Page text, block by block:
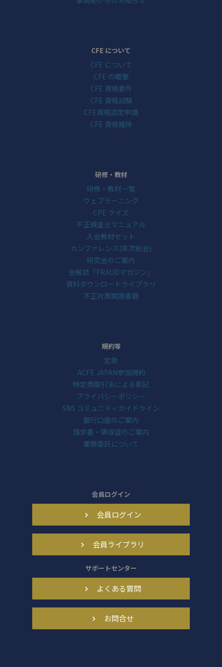
CFE について
CFE について
CFE の概要
CFE 資格要件
CFE 資格試験
CFE資格認定申請
CFE 資格維持
研修・教材
研修・教材一覧
ウェブラーニング
CPE クイズ
不正検査士マニュアル
入会教材セット
カンファレンス(年次総会)
研究会のご案内
会報誌「FRAUDマガジン」
資料ダウンロードライブラリ
不正対策関連書籍
規約等
定款
ACFE JAPAN参加規約
特定商取引法による表記
プライバシーポリシー
SNS コミュニティガイドライン
銀行口座のご案内
請求書・領収証のご案内
業務委託について
会員ログイン
会員ログイン
会員ライブラリ
サポートセンター
よくある質問
お問合せ